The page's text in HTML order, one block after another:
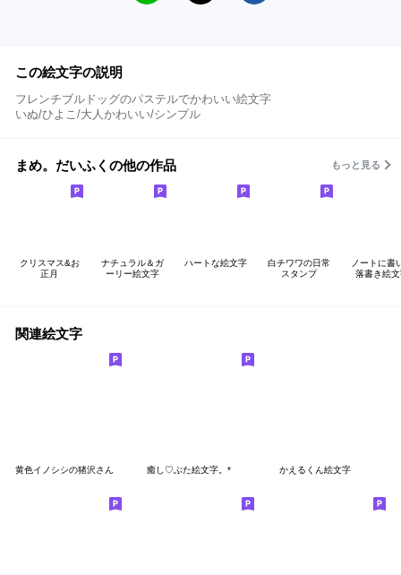
この絵文字の説明
フレンチブルドッグのパステルでかわいい絵文字
いぬ/ひよこ/大人かわいい/シンプル
まめ。だいふくの他の作品 もっと見る
クリスマス&お
正月
ナチュラル＆ガ
ーリー絵文字
ハートな絵文字
白チワワの日常
スタンプ
ノートに書
落書き絵
関連絵文字
黄色イノシシの猪沢さん 癒し♡ぶた絵文字。* かえるくん絵文字